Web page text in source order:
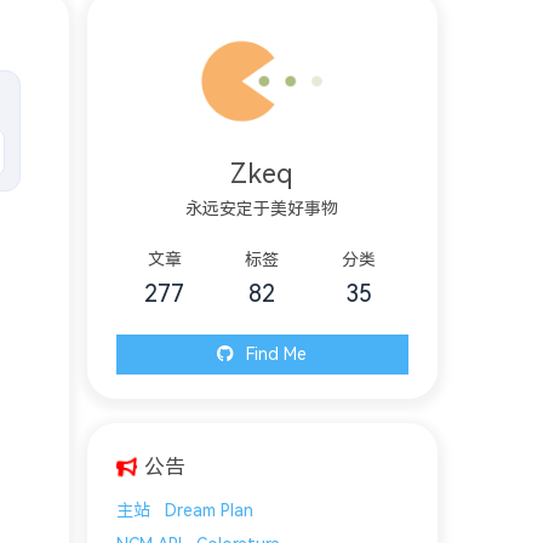
Zkeq
永远安定于美好事物
文章
277
标签
82
分类
35
Find Me
公告
主站
Dream Plan